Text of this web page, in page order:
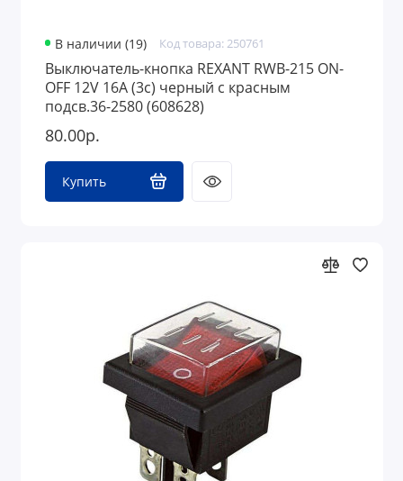
В наличии (19) Код товара: 250761
Выключатель-кнопка REXANT RWB-215 ON-
OFF 12V 16A (3с) черный с красным
подсв.36-2580 (608628)
80.00р.
Купить